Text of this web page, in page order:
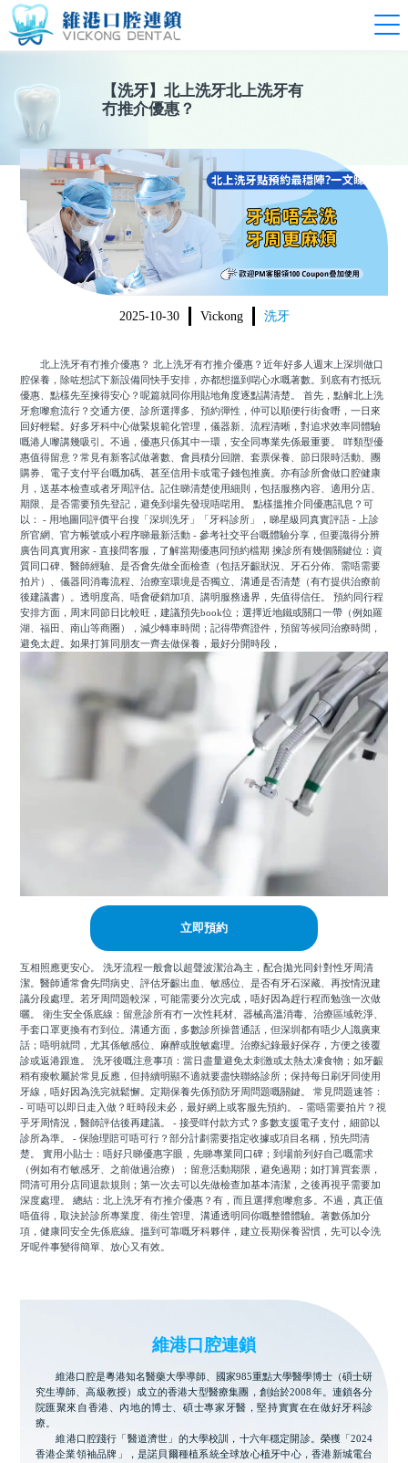
【洗牙】 北上洗牙北上洗牙有
冇推介優惠？
2025-10-30 Vickong 洗牙
北上洗牙有冇推介優惠？ 北上洗牙有冇推介優惠？近年好多人週末上深圳做口
腔保養，除咗想試下新設備同快手安排，亦都想搵到啱心水嘅著數。到底有冇抵玩
優惠、點樣先至揀得安心？呢篇就同你用貼地角度逐點講清楚。 首先，點解北上洗
牙愈嚟愈流行？交通方便、診所選擇多、預約彈性，仲可以順便行街食嘢，一日來
回好輕鬆。好多牙科中心做緊規範化管理，儀器新、流程清晰，對追求效率同體驗
嘅港人嚟講幾吸引。不過，優惠只係其中一環，安全同專業先係最重要。 咩類型優
惠值得留意？常見有新客試做著數、會員積分回贈、套票保養、節日限時活動、團
購券、電子支付平台嘅加碼、甚至信用卡或電子錢包推廣。亦有診所會做口腔健康
月，送基本檢查或者牙周評估。記住睇清楚使用細則，包括服務內容、適用分店、
期限、是否需要預先登記，避免到場先發現唔啱用。 點樣搵推介同優惠訊息？可
以： - 用地圖同評價平台搜「深圳洗牙」「牙科診所」，睇星級同真實評語 - 上診
所官網、官方帳號或小程序睇最新活動 - 參考社交平台嘅體驗分享，但要識得分辨
廣告同真實用家 - 直接問客服，了解當期優惠同預約檔期 揀診所有幾個關鍵位：資
質同口碑、醫師經驗、是否會先做全面檢查（包括牙齦狀況、牙石分佈、需唔需要
拍片）、儀器同消毒流程、治療室環境是否獨立、溝通是否清楚（有冇提供治療前
後建議書）。透明度高、唔會硬銷加項、講明服務邊界，先值得信任。 預約同行程
安排方面，周末同節日比較旺，建議預先book位；選擇近地鐵或關口一帶（例如羅
湖、福田、南山等商圈），減少轉車時間；記得帶齊證件，預留等候同治療時間，
避免太趕。如果打算同朋友一齊去做保養，最好分開時段，
立即預約
互相照應更安心。 洗牙流程一般會以超聲波潔治為主，配合拋光同針對性牙周清
潔。醫師通常會先問病史、評估牙齦出血、敏感位、是否有牙石深藏、再按情況建
議分段處理。若牙周問題較深，可能需要分次完成，唔好因為趕行程而勉強一次做
曬。 衛生安全係底線：留意診所有冇一次性耗材、器械高溫消毒、治療區域乾淨、
手套口罩更換有冇到位。溝通方面，多數診所操普通話，但深圳都有唔少人識廣東
話；唔明就問，尤其係敏感位、麻醉或脫敏處理。治療紀錄最好保存，方便之後覆
診或返港跟進。 洗牙後嘅注意事項：當日盡量避免太刺激或太熱太凍食物；如牙齦
稍有痠軟屬於常見反應，但持續明顯不適就要盡快聯絡診所；保持每日刷牙同使用
牙線，唔好因為洗完就鬆懈。定期保養先係預防牙周問題嘅關鍵。 常見問題速答：
- 可唔可以即日走入做？旺時段未必，最好網上或客服先預約。 - 需唔需要拍片？視
乎牙周情況，醫師評估後再建議。 - 接受咩付款方式？多數支援電子支付，細節以
診所為準。 - 保險理賠可唔可行？部分計劃需要指定收據或項目名稱，預先問清
楚。 實用小貼士：唔好只睇優惠字眼，先睇專業同口碑；到場前列好自己嘅需求
（例如有冇敏感牙、之前做過治療）；留意活動期限，避免過期；如打算買套票，
問清可用分店同退款規則；第一次去可以先做檢查加基本清潔，之後再視乎需要加
深度處理。 總結：北上洗牙有冇推介優惠？有，而且選擇愈嚟愈多。不過，真正值
唔值得，取決於診所專業度、衛生管理、溝通透明同你嘅整體體驗。著數係加分
項，健康同安全先係底線。搵到可靠嘅牙科夥伴，建立長期保養習慣，先可以令洗
牙呢件事變得簡單、放心又有效。
維港口腔連鎖
維港口腔是粵港知名醫藥大學導師、國家985重點大學醫學博士（碩士研
究生導師、高級教授）成立的香港大型醫療集團，創始於2008年。連鎖各分
院匯聚來自香港、內地的博士、碩士專家牙醫，堅持實實在在做好牙科診
療。
維港口腔踐行「醫道濟世」的大學校訓，十六年穩定開診。榮獲「2024
香港企業領袖品牌」，是諾貝爾種植系統全球放心植牙中心，香港新城電台